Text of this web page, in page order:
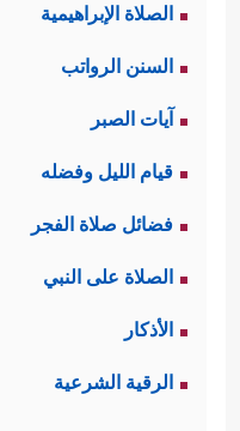
الصلاة الإبراهيمية
السنن الرواتب
آيات الصبر
قيام الليل وفضله
فضائل صلاة الفجر
الصلاة على النبي
الأذكار
الرقية الشرعية